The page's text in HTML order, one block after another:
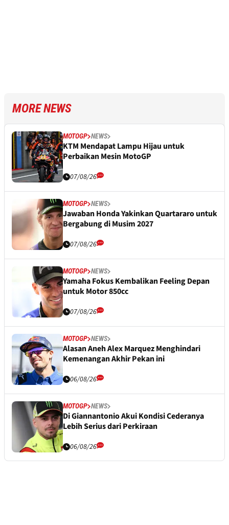
MORE NEWS
MOTOGP NEWS
KTM Mendapat Lampu Hijau untuk
Perbaikan Mesin MotoGP
07/08/26
MOTOGP NEWS
Jawaban Honda Yakinkan Quartararo untuk
Bergabung di Musim 2027
07/08/26
MOTOGP NEWS
Yamaha Fokus Kembalikan Feeling Depan
untuk Motor 850cc
07/08/26
MOTOGP NEWS
Alasan Aneh Alex Marquez Menghindari
Kemenangan Akhir Pekan ini
06/08/26
MOTOGP NEWS
Di Giannantonio Akui Kondisi Cederanya
Lebih Serius dari Perkiraan
06/08/26